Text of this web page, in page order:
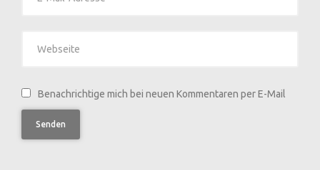
Benachrichtige mich bei neuen Kommentaren per E-Mail
Senden